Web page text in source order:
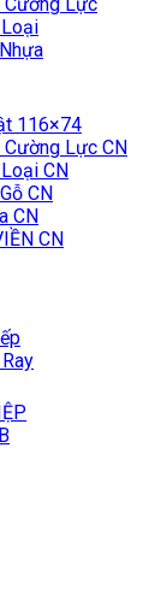
116×74
Lực CN
CN
CN
CN
CN